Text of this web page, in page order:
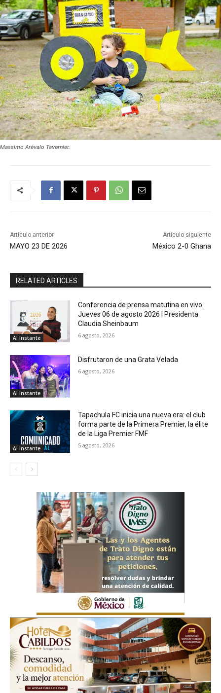
Massimo Arévalo Tavernier.
Artículo anterior
MAYO 23 DE 2026
Artículo siguiente
México 2-0 Ghana
RELATED ARTICLES
Al Instante
Conferencia de prensa matutina en vivo.
Jueves 06 de agosto 2026 | Presidenta
Claudia Sheinbaum
6 agosto, 2026
Al Instante
Disfrutaron de una Grata Velada
6 agosto, 2026
Al Instante
Tapachula FC inicia una nueva era: el club
forma parte de la Primera Premier, la élite
de la Liga Premier FMF
5 agosto, 2026